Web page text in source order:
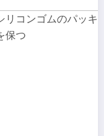
リコンゴムのパッキ
保つ